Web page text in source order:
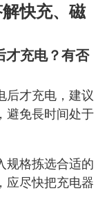
快充、磁
才充电？有否
后才充电，建议
避免⾧时间处于
规格拣选合适的
应尽快把充电器